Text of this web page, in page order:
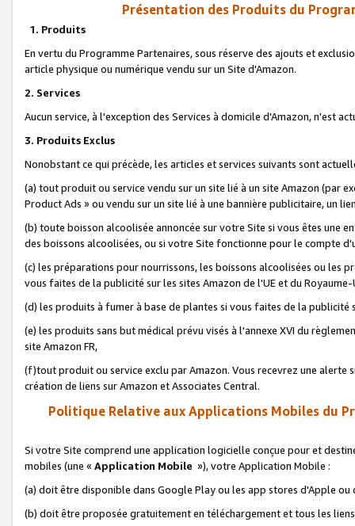
Présentation des Produits du
1. Produits
En vertu du Programme Partenaires, sous réserve des ajouts et
article physique ou numérique vendu sur un Site d'Amazon.
2. Services
Aucun service, à l'exception des Services à domicile d'Amazon, n'est
3. Produits Exclus
Nonobstant ce qui précède, les articles et services suivants sont
(a) tout produit ou service vendu sur un site lié à un site Amazon (par
Product Ads » ou vendu sur un site lié à une bannière publicitaire, un
(b) toute boisson alcoolisée annoncée sur votre Site si vous êtes une
des boissons alcoolisées, ou si votre Site fonctionne pour le compte
(c) les préparations pour nourrissons, les boissons alcoolisées ou les
vous faites de la publicité sur les sites Amazon de l'UE et du Royaume-
(d) les produits à fumer à base de plantes si vous faites de la publicité
(e) les produits sans but médical prévu visés à l'annexe XVI du
site Amazon FR,
(f)tout produit ou service exclu par Amazon. Vous recevrez une alerte
création de liens sur Amazon et Associates Central.
Politique Relative aux Applications Mobiles du
Si votre Site comprend une application logicielle conçue pour et
mobiles (une « Application Mobile »), votre Application Mobile :
(a) doit être disponible dans Google Play ou les app stores d'Apple ou
(b) doit être proposée gratuitement en téléchargement et tous les